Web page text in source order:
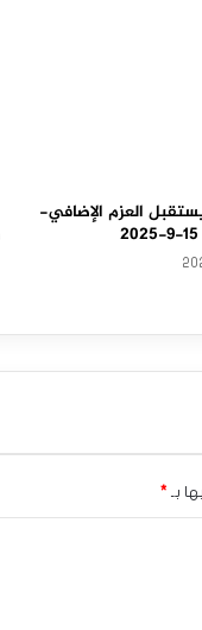
العزم الإضافي-
بـ *